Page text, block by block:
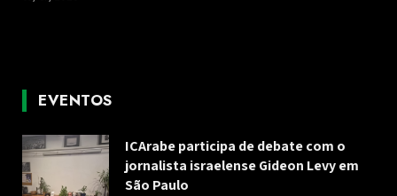
EVENTOS
ICArabe participa de debate com o
jornalista israelense Gideon Levy em
São Paulo